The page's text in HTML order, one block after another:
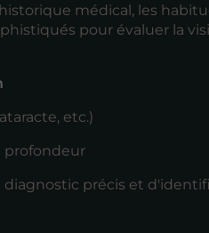
médical, les
pour évaluer la
etc.)
profondeur
précis et